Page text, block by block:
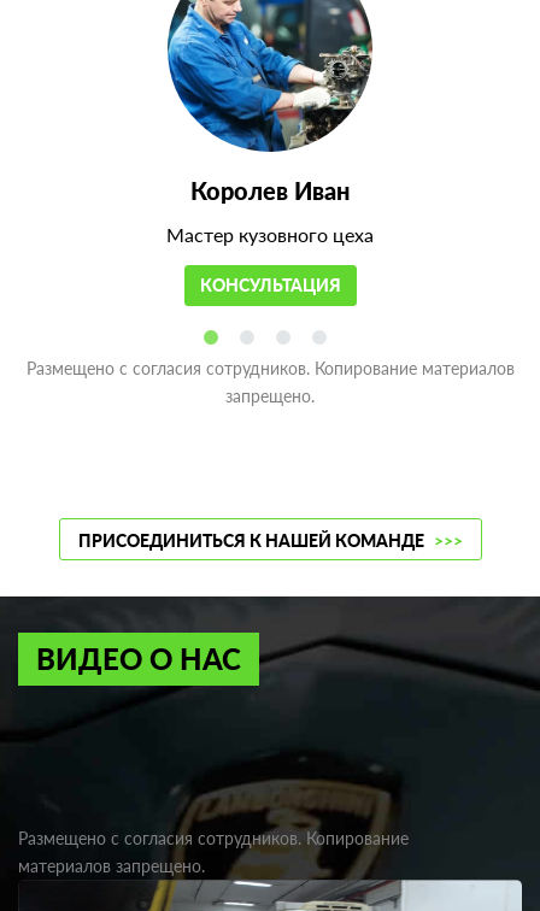
Королев Иван
Мастер кузовного цеха
КОНСУЛЬТАЦИЯ
Размещено с согласия сотрудников. Копирование материалов
запрещено.
ПРИСОЕДИНИТЬСЯ К НАШЕЙ КОМАНДЕ >>>
ВИДЕО О НАС
Размещено с согласия сотрудников. Копирование
материалов запрещено.